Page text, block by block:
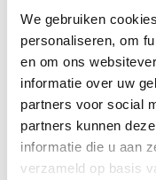
We gebruiken
personaliseren, om
en om ons
informatie over uw
partners voor social
partners kunnen
informatie die u aan
verzameld op basis
Material
Width
Form